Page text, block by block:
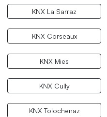
KNX La Sarraz
KNX Corseaux
KNX Mies
KNX Cully
KNX Tolochenaz